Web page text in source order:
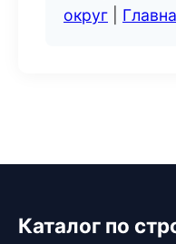
округ
Каталог по